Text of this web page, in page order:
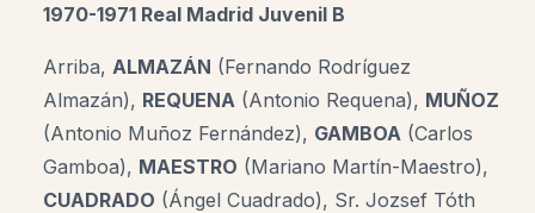
1970-1971 Real Madrid Juvenil B
Arriba, ALMAZÁN (Fernando Rodríguez
Almazán), REQUENA (Antonio Requena), MUÑOZ
(Antonio Muñoz Fernández), GAMBOA (Carlos
Gamboa), MAESTRO (Mariano Martín-Maestro),
CUADRADO (Ángel Cuadrado), Sr. Jozsef Tóth